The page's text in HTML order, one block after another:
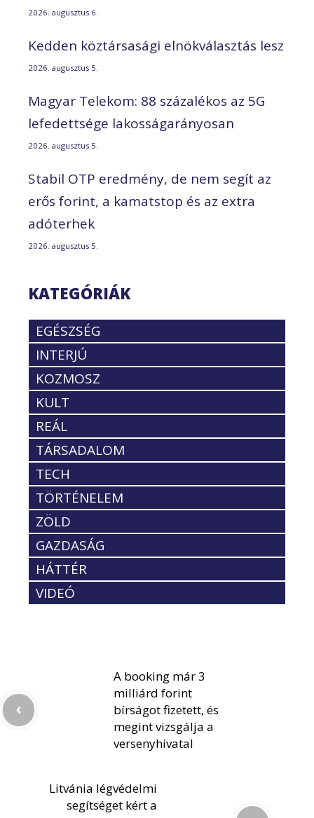
2026. augusztus 6.
Kedden köztársasági elnökválasztás lesz
2026. augusztus 5.
Magyar Telekom: 88 százalékos az 5G
lefedettsége lakosságarányosan
2026. augusztus 5.
Stabil OTP eredmény, de nem segít az
erős forint, a kamatstop és az extra
adóterhek
2026. augusztus 5.
KATEGÓRIÁK
EGÉSZSÉG
INTERJÚ
KOZMOSZ
KULT
REÁL
TÁRSADALOM
TECH
TÖRTÉNELEM
ZÖLD
GAZDASÁG
HÁTTÉR
VIDEÓ
A booking már 3
milliárd forint
bírságot fizetett, és
megint vizsgálja a
versenyhivatal
Litvánia légvédelmi
segítséget kért a